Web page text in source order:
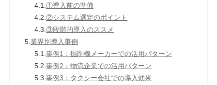
4.1. ①導入前の準備
4.2. ②システム選定のポイント
4.3. ③段階的導入のススメ
5. 業界別導入事例
5.1. 事例1：掘削機メーカーでの活用パターン
5.2. 事例2：物流企業での活用パターン
5.3. 事例3：タクシー会社での導入効果